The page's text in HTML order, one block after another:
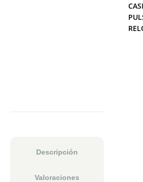
Descripción
Valoraciones